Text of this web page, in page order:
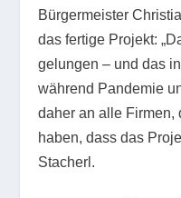
Bürgermeister
das fertige Projekt:
gelungen – und das
während Pandemie
daher an alle
haben, dass das
Stacherl.